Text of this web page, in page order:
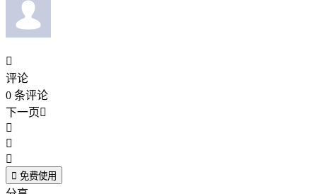

评论
0 条评论
下一页



 免费使用